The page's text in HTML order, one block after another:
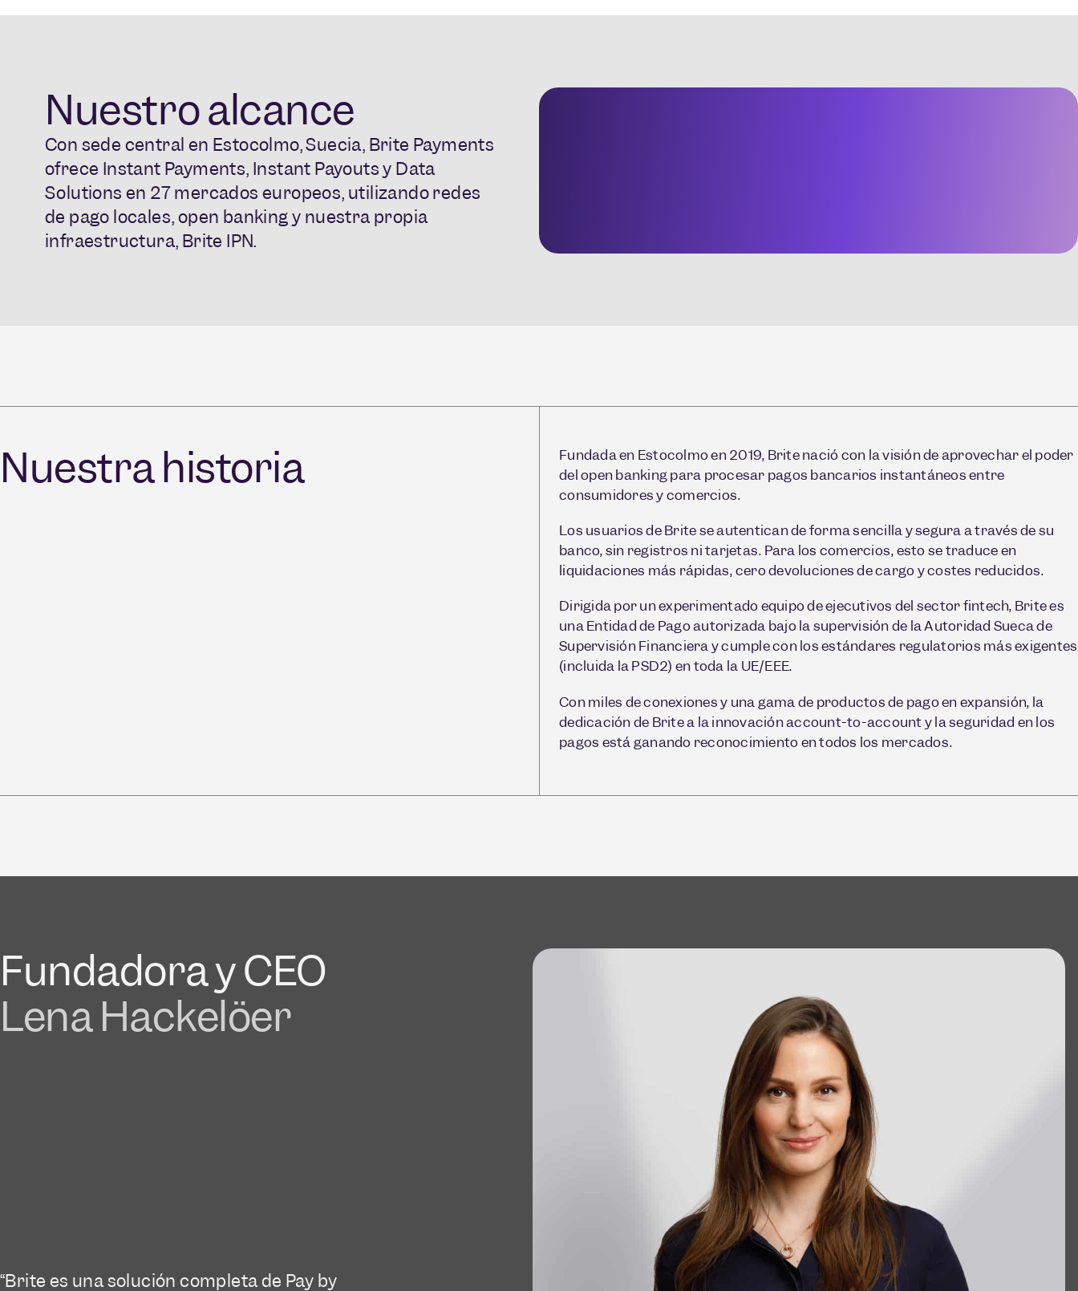
Nuestro alcance
Con sede central en Estocolmo, Suecia, Brite Payments
ofrece Instant Payments, Instant Payouts y Data
Solutions en 27 mercados europeos, utilizando redes
de pago locales, open banking y nuestra propia
infraestructura, Brite IPN.
Nuestra historia
Fundada en Estocolmo en 2019, Brite nació con la visión de aprovechar el poder
del open banking para procesar pagos bancarios instantáneos entre
consumidores y comercios.
Los usuarios de Brite se autentican de forma sencilla y segura a través de su
banco, sin registros ni tarjetas. Para los comercios, esto se traduce en
liquidaciones más rápidas, cero devoluciones de cargo y costes reducidos.
Dirigida por un experimentado equipo de ejecutivos del sector fintech, Brite es
una Entidad de Pago autorizada bajo la supervisión de la Autoridad Sueca de
Supervisión Financiera y cumple con los estándares regulatorios más exigentes
(incluida la PSD2) en toda la UE/EEE.
Con miles de conexiones y una gama de productos de pago en expansión, la
dedicación de Brite a la innovación account-to-account y la seguridad en los
pagos está ganando reconocimiento en todos los mercados.
Fundadora y CEO
Lena Hackelöer
“Brite es una solución completa de Pay by